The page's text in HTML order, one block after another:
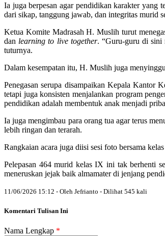
Ia juga berpesan agar pendidikan karakter yang
dari sikap, tanggung jawab, dan integritas murid
Ketua Komite Madrasah H. Muslih turut
dan learning to live together. “Guru-guru di sini
tuturnya.
Dalam kesempatan itu, H. Muslih juga
Penegasan serupa disampaikan Kepala Kantor
tetapi juga konsisten menjalankan program
pendidikan adalah membentuk anak menjadi
Ia juga mengimbau para orang tua agar terus
lebih ringan dan terarah.
Rangkaian acara juga diisi sesi foto bersama
Pelepasan 464 murid kelas IX ini tak berhenti
meneruskan jejak baik almamater di jenjang
11/06/2026 15:12 - Oleh Jefrianto - Dilihat 545 kali
Komentari Tulisan Ini
Nama Lengkap *